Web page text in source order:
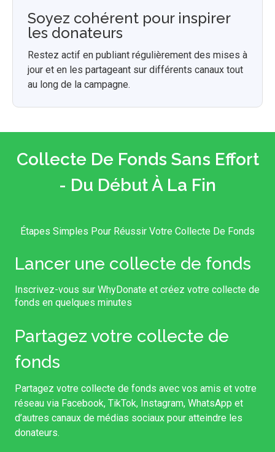
Soyez cohérent pour inspirer
les donateurs
Restez actif en publiant régulièrement des mises à
jour et en les partageant sur différents canaux tout
au long de la campagne.
Collecte De Fonds Sans Effort
- Du Début À La Fin
Étapes Simples Pour Réussir Votre Collecte De Fonds
Lancer une collecte de fonds
Inscrivez-vous sur WhyDonate et créez votre collecte de
fonds en quelques minutes
Partagez votre collecte de
fonds
Partagez votre collecte de fonds avec vos amis et votre
réseau via Facebook, TikTok, Instagram, WhatsApp et
d’autres canaux de médias sociaux pour atteindre les
donateurs.